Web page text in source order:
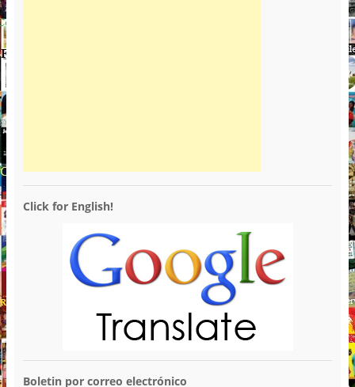
Click for English!
Boletin por correo electrónico